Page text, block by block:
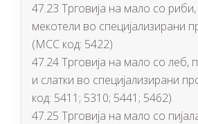
47.23 Трговија на мало со
мекотели во специјализирани
(МСС код: 5422)
47.24 Трговија на мало со леб,
и слатки во специјализирани
код: 5411; 5310; 5441; 5462)
47.25 Трговија на мало со